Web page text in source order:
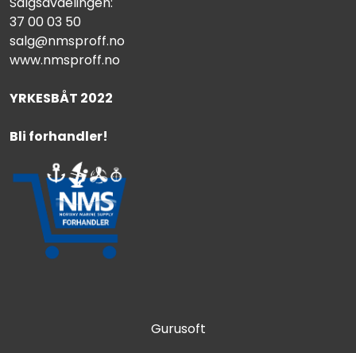
37 00 03 50
salg@nmsproff.no
www.nmsproff.no
YRKESBÅT 2022
Bli forhandler!
Gurusoft